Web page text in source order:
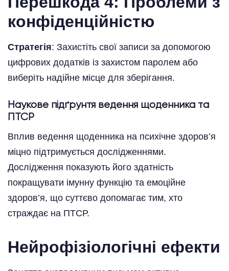
конфіденційністю
Стратегія: Захистіть свої записи за допомогою
цифрових додатків із захистом паролем або
виберіть надійне місце для зберігання.
Наукове підґрунтя ведення щоденника та
ПТСР
Вплив ведення щоденника на психічне здоров’я
міцно підтримується дослідженнями.
Дослідження показують його здатність
покращувати імунну функцію та емоційне
здоров’я, що суттєво допомагає тим, хто
страждає на ПТСР.
Нейрофізіологічні ефекти